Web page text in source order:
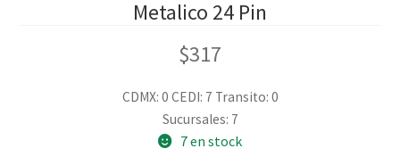
Metalico 24 Pin
$317
CDMX: 0 CEDI: 7 Transito: 0
Sucursales: 7
7 en stock